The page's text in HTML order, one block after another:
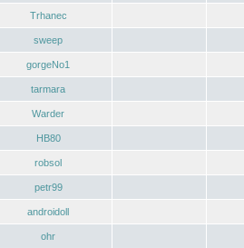
Trhanec
sweep
gorgeNo1
tarmara
Warder
HB80
robsol
petr99
androidoll
ohr